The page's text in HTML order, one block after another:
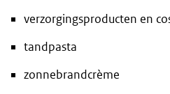
verzorgingsproducten en
tandpasta
zonnebrandcrème